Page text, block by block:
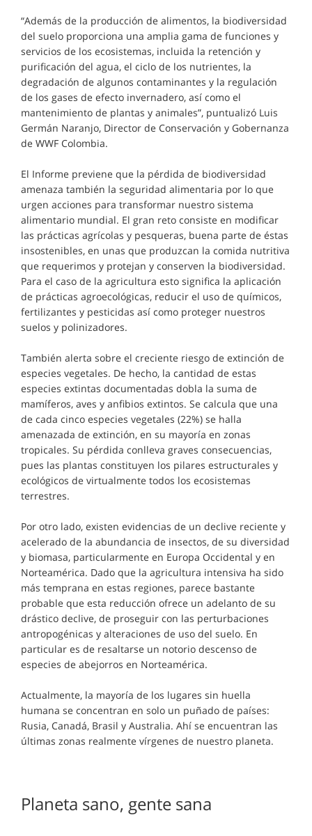
“Además de la producción de alimentos, la biodiversidad
del suelo proporciona una amplia gama de funciones y
servicios de los ecosistemas, incluida la retención y
purificación del agua, el ciclo de los nutrientes, la
degradación de algunos contaminantes y la regulación
de los gases de efecto invernadero, así como el
mantenimiento de plantas y animales”, puntualizó Luis
Germán Naranjo, Director de Conservación y Gobernanza
de WWF Colombia.
El Informe previene que la pérdida de biodiversidad
amenaza también la seguridad alimentaria por lo que
urgen acciones para transformar nuestro sistema
alimentario mundial. El gran reto consiste en modificar
las prácticas agrícolas y pesqueras, buena parte de éstas
insostenibles, en unas que produzcan la comida nutritiva
que requerimos y protejan y conserven la biodiversidad.
Para el caso de la agricultura esto significa la aplicación
de prácticas agroecológicas, reducir el uso de químicos,
fertilizantes y pesticidas así como proteger nuestros
suelos y polinizadores.
También alerta sobre el creciente riesgo de extinción de
especies vegetales. De hecho, la cantidad de estas
especies extintas documentadas dobla la suma de
mamíferos, aves y anfibios extintos. Se calcula que una
de cada cinco especies vegetales (22%) se halla
amenazada de extinción, en su mayoría en zonas
tropicales. Su pérdida conlleva graves consecuencias,
pues las plantas constituyen los pilares estructurales y
ecológicos de virtualmente todos los ecosistemas
terrestres.
Por otro lado, existen evidencias de un declive reciente y
acelerado de la abundancia de insectos, de su diversidad
y biomasa, particularmente en Europa Occidental y en
Norteamérica. Dado que la agricultura intensiva ha sido
más temprana en estas regiones, parece bastante
probable que esta reducción ofrece un adelanto de su
drástico declive, de proseguir con las perturbaciones
antropogénicas y alteraciones de uso del suelo. En
particular es de resaltarse un notorio descenso de
especies de abejorros en Norteamérica.
Actualmente, la mayoría de los lugares sin huella
humana se concentran en solo un puñado de países:
Rusia, Canadá, Brasil y Australia. Ahí se encuentran las
últimas zonas realmente vírgenes de nuestro planeta.
Planeta sano, gente sana